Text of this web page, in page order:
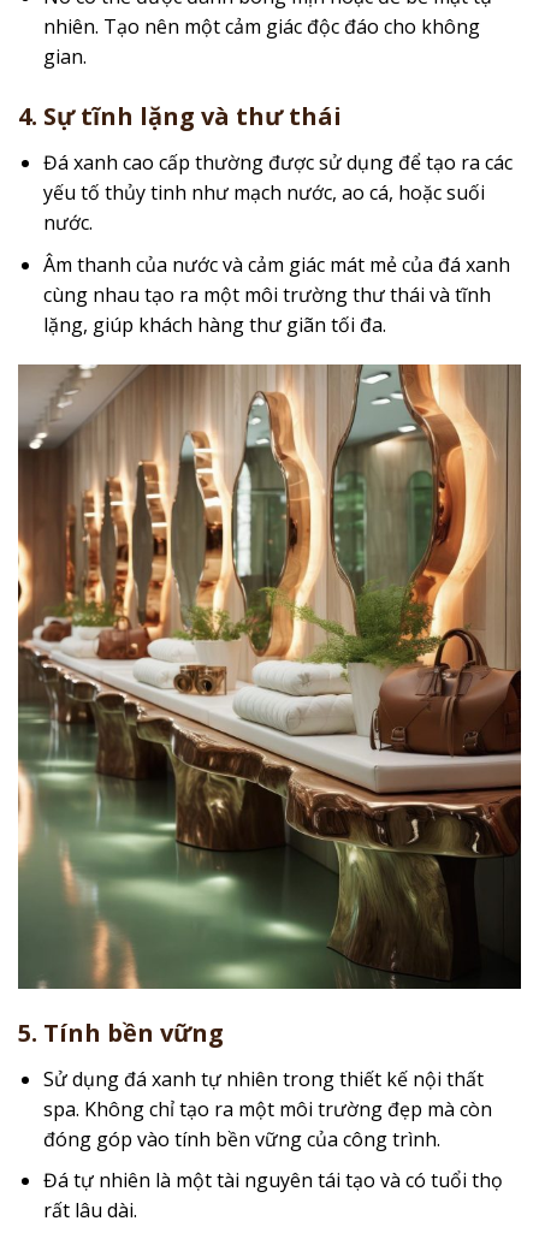
nhiên. Tạo nên một cảm giác độc đáo cho không
gian.
4. Sự tĩnh lặng và thư thái
Đá xanh cao cấp thường được sử dụng để tạo ra các
yếu tố thủy tinh như mạch nước, ao cá, hoặc suối
nước.
Âm thanh của nước và cảm giác mát mẻ của đá xanh
cùng nhau tạo ra một môi trường thư thái và tĩnh
lặng, giúp khách hàng thư giãn tối đa.
5. Tính bền vững
Sử dụng đá xanh tự nhiên trong thiết kế nội thất
spa. Không chỉ tạo ra một môi trường đẹp mà còn
đóng góp vào tính bền vững của công trình.
Đá tự nhiên là một tài nguyên tái tạo và có tuổi thọ
rất lâu dài.